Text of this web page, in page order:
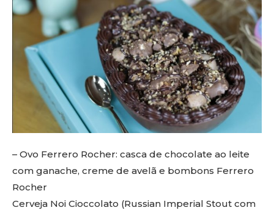
– Ovo Ferrero Rocher: casca de chocolate ao leite
com ganache, creme de avelã e bombons Ferrero
Rocher
Cerveja Noi Cioccolato (Russian Imperial Stout com